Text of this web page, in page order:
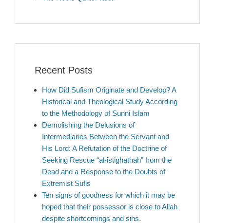
Recent Posts
How Did Sufism Originate and Develop? A
Historical and Theological Study According
to the Methodology of Sunni Islam
Demolishing the Delusions of
Intermediaries Between the Servant and
His Lord: A Refutation of the Doctrine of
Seeking Rescue “al-istighathah” from the
Dead and a Response to the Doubts of
Extremist Sufis
Ten signs of goodness for which it may be
hoped that their possessor is close to Allah
despite shortcomings and sins.